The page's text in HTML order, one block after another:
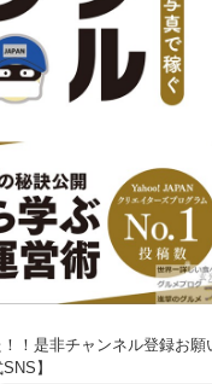
！是非チャンネル登録お願
】